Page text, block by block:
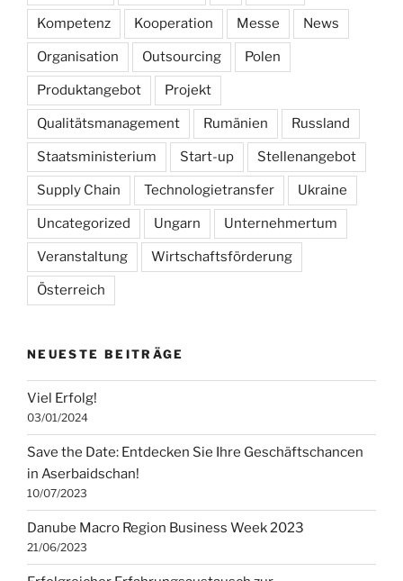
Kompetenz Kooperation Messe News
Organisation Outsourcing Polen
Produktangebot Projekt
Qualitätsmanagement Rumänien Russland
Staatsministerium Start-up Stellenangebot
Supply Chain Technologietransfer Ukraine
Uncategorized Ungarn Unternehmertum
Veranstaltung Wirtschaftsförderung
Österreich
NEUESTE BEITRÄGE
Viel Erfolg!
03/01/2024
Save the Date: Entdecken Sie Ihre Geschäftschancen
in Aserbaidschan!
10/07/2023
Danube Macro Region Business Week 2023
21/06/2023